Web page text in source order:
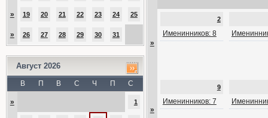
» 19 20 21 22 23 24 25
» 26 27 28 29 30 31
Август 2026
В П В С Ч П С
» 1
»
2
Именинников: 8
»
9
Именинников: 7